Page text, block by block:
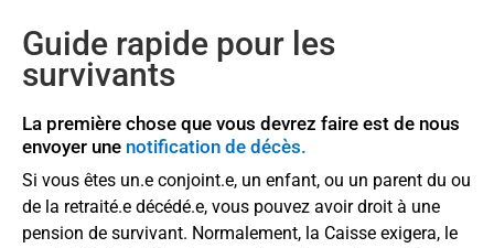
Guide rapide pour les
survivants
La première chose que vous devrez faire est de nous
envoyer une notification de décès.
Si vous êtes un.e conjoint.e, un enfant, ou un parent du ou
de la retraité.e décédé.e, vous pouvez avoir droit à une
pension de survivant. Normalement, la Caisse exigera, le